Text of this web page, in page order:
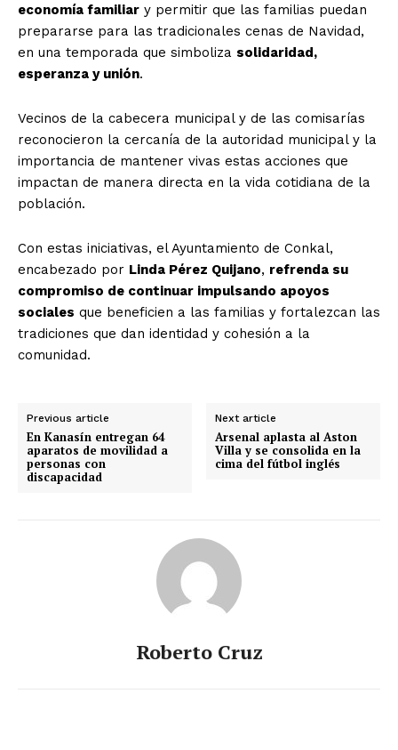
economía familiar y permitir que las familias puedan
prepararse para las tradicionales cenas de Navidad,
en una temporada que simboliza solidaridad,
esperanza y unión.
Vecinos de la cabecera municipal y de las comisarías
reconocieron la cercanía de la autoridad municipal y la
importancia de mantener vivas estas acciones que
impactan de manera directa en la vida cotidiana de la
población.
Con estas iniciativas, el Ayuntamiento de Conkal,
encabezado por Linda Pérez Quijano, refrenda su
compromiso de continuar impulsando apoyos
sociales que beneficien a las familias y fortalezcan las
tradiciones que dan identidad y cohesión a la
comunidad.
Previous article
En Kanasín entregan 64
aparatos de movilidad a
personas con
discapacidad
Next article
Arsenal aplasta al Aston
Villa y se consolida en la
cima del fútbol inglés
Roberto Cruz